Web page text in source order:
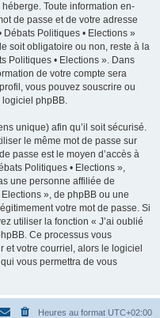
Toute information en-
de passe et de votre adresse
Politiques • Elections »
soit obligatoire ou non, reste à la
Politiques • Elections ». Dans
de votre compte sera
vous pouvez souscrire ou
logiciel phpBB.
unique) afin qu’il soit sécurisé.
le même mot de passe sur
passe est le moyen d’accès à
Politiques • Elections »,
une personne affiliée de
», de phpBB ou une
votre mot de passe. Si
utiliser la fonction « J’ai oublié
Ce processus vous
et votre courriel, alors le logiciel
vous permettra de vous
Heures au format UTC+02:00